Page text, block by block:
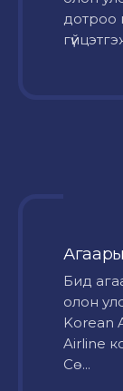
дотроо
Бид
олон
Korean
Airline
Сө...